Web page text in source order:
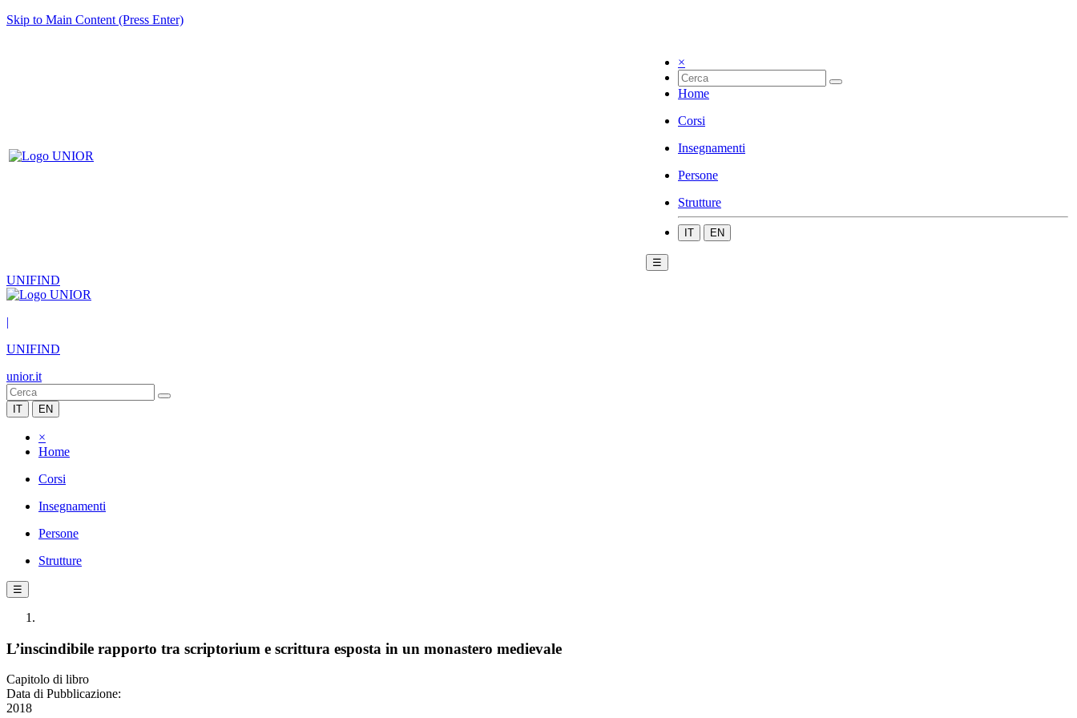
Skip to Main Content (Press Enter)
×
Home
Corsi
Insegnamenti
Persone
Strutture
IT EN
☰
UNIFIND
|
UNIFIND
unior.it
IT EN
×
Home
Corsi
Insegnamenti
Persone
Strutture
☰
L’inscindibile rapporto tra scriptorium e scrittura esposta in un monastero medievale
Capitolo di libro
Data di Pubblicazione:
2018